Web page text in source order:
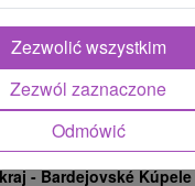
prameň
-Bardejovské Kúpele
Odmówić
Zezwól zaznaczone
Zezwolić wszystkim